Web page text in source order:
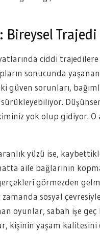
Bireysel
ciddi
sonucunda
güven sorunları,
yok olup gidiyor. O
yüzü ise,
aile bağlarının
görmezden
zamanda sosyal
oyunlar, sabah işe
kişinin yaşam